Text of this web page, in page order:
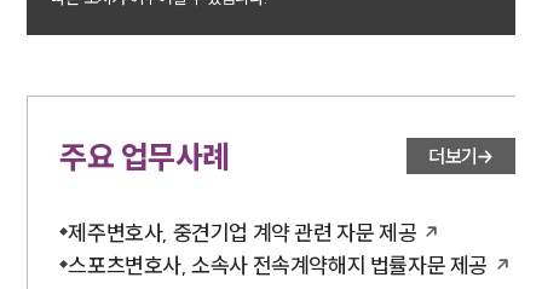
글로벌 파트너 로펌
AI대륜
INSIGHT
주요 업무사례
기업 인사이트
사례분석/최신동향
주요 업무사례 더보기
제주변호사, 중견기업 계약 관련 자문 제공
스포츠변호사, 소속사 전속계약해지 법률자문 제공